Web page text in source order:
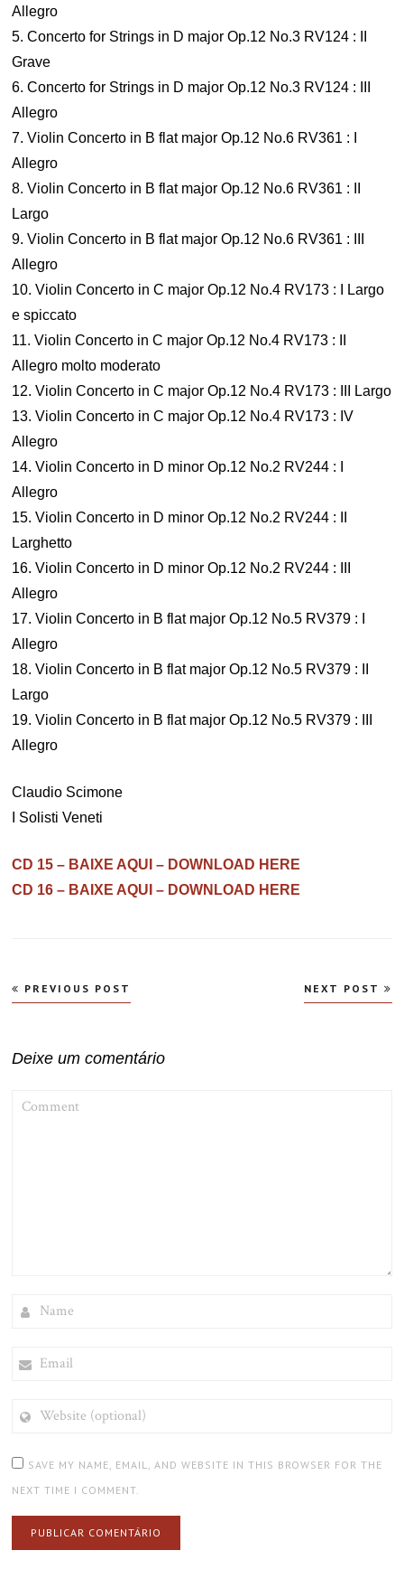
Allegro
5. Concerto for Strings in D major Op.12 No.3 RV124 : II
Grave
6. Concerto for Strings in D major Op.12 No.3 RV124 : III
Allegro
7. Violin Concerto in B flat major Op.12 No.6 RV361 : I
Allegro
8. Violin Concerto in B flat major Op.12 No.6 RV361 : II
Largo
9. Violin Concerto in B flat major Op.12 No.6 RV361 : III
Allegro
10. Violin Concerto in C major Op.12 No.4 RV173 : I Largo
e spiccato
11. Violin Concerto in C major Op.12 No.4 RV173 : II
Allegro molto moderato
12. Violin Concerto in C major Op.12 No.4 RV173 : III Largo
13. Violin Concerto in C major Op.12 No.4 RV173 : IV
Allegro
14. Violin Concerto in D minor Op.12 No.2 RV244 : I
Allegro
15. Violin Concerto in D minor Op.12 No.2 RV244 : II
Larghetto
16. Violin Concerto in D minor Op.12 No.2 RV244 : III
Allegro
17. Violin Concerto in B flat major Op.12 No.5 RV379 : I
Allegro
18. Violin Concerto in B flat major Op.12 No.5 RV379 : II
Largo
19. Violin Concerto in B flat major Op.12 No.5 RV379 : III
Allegro
Claudio Scimone
I Solisti Veneti
CD 15 – BAIXE AQUI – DOWNLOAD HERE
CD 16 – BAIXE AQUI – DOWNLOAD HERE
Navegação
de
PREVIOUS POST NEXT POST
Deixe um comentário
(OPTIONAL)
SAVE MY NAME, EMAIL, AND WEBSITE IN THIS BROWSER FOR THE
NEXT TIME I COMMENT.